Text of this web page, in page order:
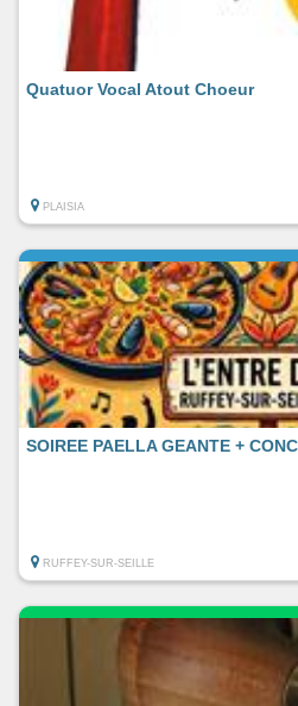
Quatuor Vocal Atout Choeur
PLAISIA
SOIREE PAELLA GEANTE +
RUFFEY-SUR-SEILLE